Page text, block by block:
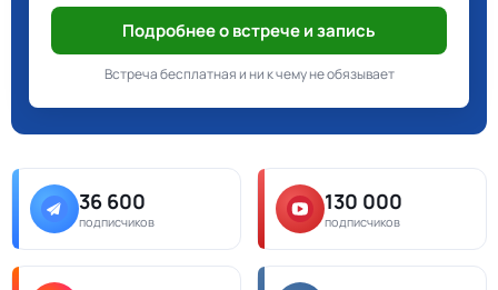
Подробнее о встрече и запись
Встреча бесплатная и ни к чему не обязывает
36 600
подписчиков
130 000
подписчиков